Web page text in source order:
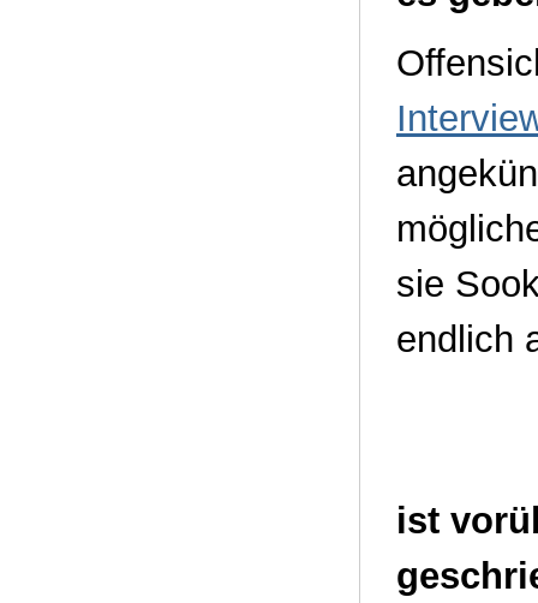
sie
endlich
ist